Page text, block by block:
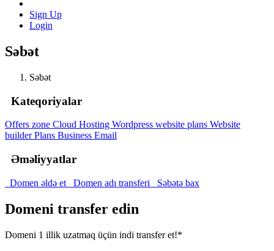
Sign Up
Login
Səbət
Səbət
Kateqoriyalar
Offers zone Cloud Hosting Wordpress website plans Website
builder Plans Business Email
Əməliyyatlar
Domen əldə et Domen adı transferi Səbətə bax
Domeni transfer edin
Domeni 1 illik uzatmaq üçün indi transfer et!*